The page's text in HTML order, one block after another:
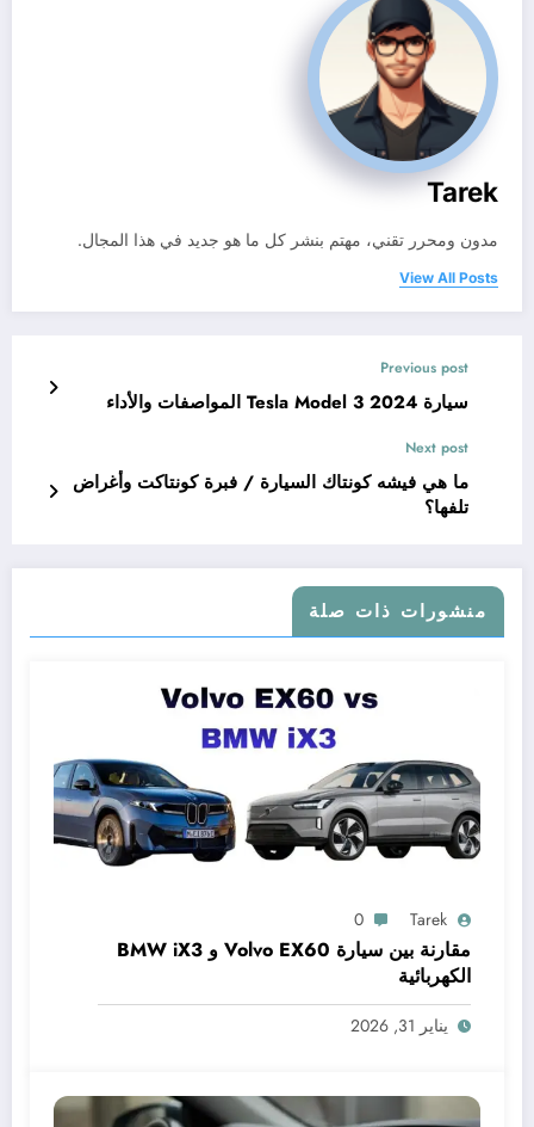
Tarek
مدون ومحرر تقني، مهتم بنشر كل ما هو جديد في هذا المجال.
View All Posts
Previous post
سيارة 2024 Tesla Model 3 المواصفات والأداء
Next post
ما هي فيشه كونتاك السيارة / فبرة كونتاكت وأغراض
تلفها؟
منشورات ذات صلة
Tarek
0
مقارنة بين سيارة Volvo EX60 و BMW iX3
الكهربائية
يناير 31, 2026